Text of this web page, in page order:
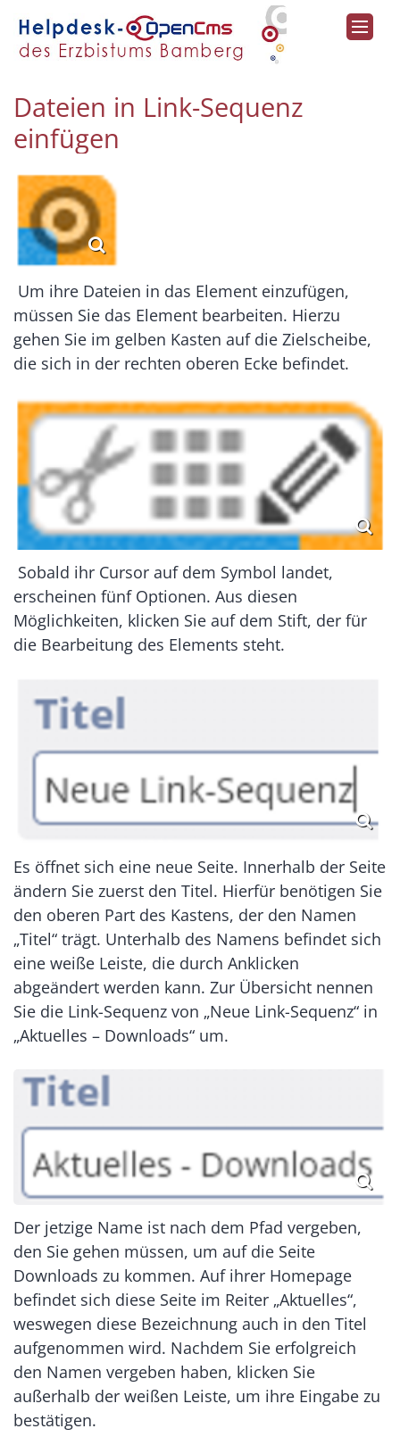
Zum Inhalt springen
Dateien in Link-Sequenz
einfügen
Um ihre Dateien in das Element einzufügen,
müssen Sie das Element bearbeiten. Hierzu
gehen Sie im gelben Kasten auf die Zielscheibe,
die sich in der rechten oberen Ecke befindet.
Sobald ihr Cursor auf dem Symbol landet,
erscheinen fünf Optionen. Aus diesen
Möglichkeiten, klicken Sie auf dem Stift, der für
die Bearbeitung des Elements steht.
Es öffnet sich eine neue Seite. Innerhalb der Seite
ändern Sie zuerst den Titel. Hierfür benötigen Sie
den oberen Part des Kastens, der den Namen
„Titel“ trägt. Unterhalb des Namens befindet sich
eine weiße Leiste, die durch Anklicken
abgeändert werden kann. Zur Übersicht nennen
Sie die Link-Sequenz von „Neue Link-Sequenz“ in
„Aktuelles – Downloads“ um.
Der jetzige Name ist nach dem Pfad vergeben,
den Sie gehen müssen, um auf die Seite
Downloads zu kommen. Auf ihrer Homepage
befindet sich diese Seite im Reiter „Aktuelles“,
weswegen diese Bezeichnung auch in den Titel
aufgenommen wird. Nachdem Sie erfolgreich
den Namen vergeben haben, klicken Sie
außerhalb der weißen Leiste, um ihre Eingabe zu
bestätigen.